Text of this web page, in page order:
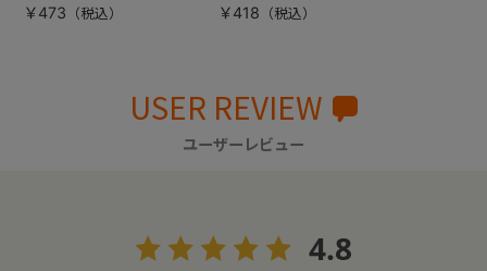
￥473
￥418
USER REVIEW
ユーザーレビュー
4.8